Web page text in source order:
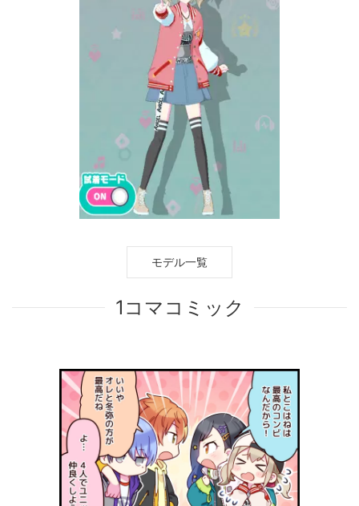
モデル一覧
1コマコミック